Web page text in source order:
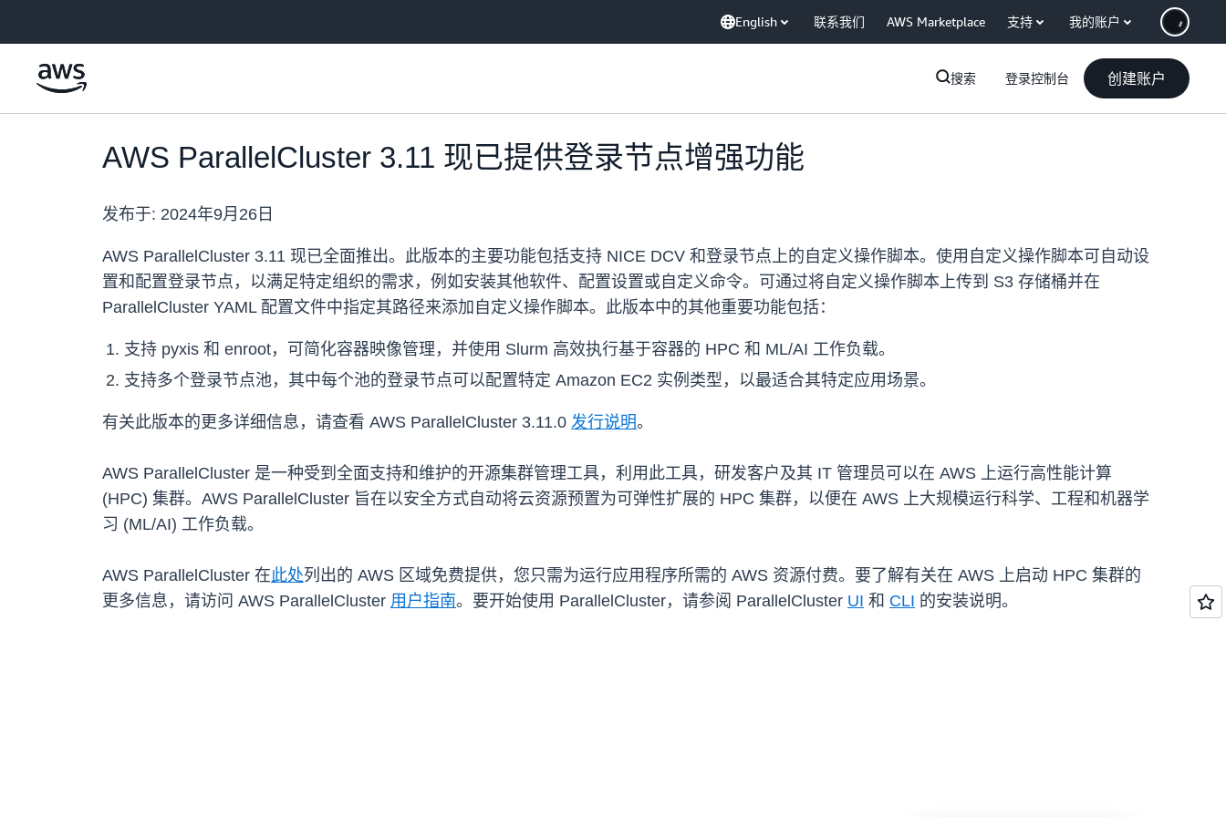
English 联系我们 AWS Marketplace 支持 我的账户
搜索 登录控制台 创建账户
AWS ParallelCluster 3.11 现已提供登录节点增强功能
发布于: 2024年9月26日
AWS ParallelCluster 3.11 现已全面推出。此版本的主要功能包括支持 NICE DCV 和登录节点上的自定义操作脚本。使用自定义操作脚本可自动设
置和配置登录节点，以满足特定组织的需求，例如安装其他软件、配置设置或自定义命令。可通过将自定义操作脚本上传到 S3 存储桶并在
ParallelCluster YAML 配置文件中指定其路径来添加自定义操作脚本。此版本中的其他重要功能包括：
支持 pyxis 和 enroot，可简化容器映像管理，并使用 Slurm 高效执行基于容器的 HPC 和 ML/AI 工作负载。
支持多个登录节点池，其中每个池的登录节点可以配置特定 Amazon EC2 实例类型，以最适合其特定应用场景。
有关此版本的更多详细信息，请查看 AWS ParallelCluster 3.11.0 发行说明。
AWS ParallelCluster 是一种受到全面支持和维护的开源集群管理工具，利用此工具，研发客户及其 IT 管理员可以在 AWS 上运行高性能计算
(HPC) 集群。AWS ParallelCluster 旨在以安全方式自动将云资源预置为可弹性扩展的 HPC 集群，以便在 AWS 上大规模运行科学、工程和机器学
习 (ML/AI) 工作负载。
AWS ParallelCluster 在此处列出的 AWS 区域免费提供，您只需为运行应用程序所需的 AWS 资源付费。要了解有关在 AWS 上启动 HPC 集群的
更多信息，请访问 AWS ParallelCluster 用户指南。要开始使用 ParallelCluster，请参阅 ParallelCluster UI 和 CLI 的安装说明。